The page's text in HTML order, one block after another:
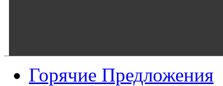
Горячие Предложения